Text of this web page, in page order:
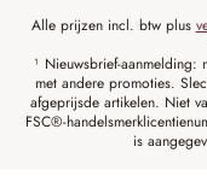
Alle prijzen incl. btw plus
¹ Nieuwsbrief-
met andere promoties.
afgeprijsde artikelen. Niet
FSC®-
is